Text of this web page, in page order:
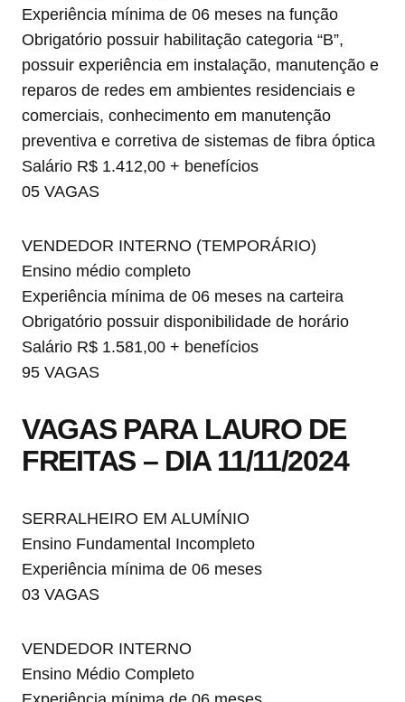
Experiência mínima de 06 meses na função
Obrigatório possuir habilitação categoria “B”,
possuir experiência em instalação, manutenção e
reparos de redes em ambientes residenciais e
comerciais, conhecimento em manutenção
preventiva e corretiva de sistemas de fibra óptica
Salário R$ 1.412,00 + benefícios
05 VAGAS
VENDEDOR INTERNO (TEMPORÁRIO)
Ensino médio completo
Experiência mínima de 06 meses na carteira
Obrigatório possuir disponibilidade de horário
Salário R$ 1.581,00 + benefícios
95 VAGAS
VAGAS PARA LAURO DE
FREITAS – DIA 11/11/2024
SERRALHEIRO EM ALUMÍNIO
Ensino Fundamental Incompleto
Experiência mínima de 06 meses
03 VAGAS
VENDEDOR INTERNO
Ensino Médio Completo